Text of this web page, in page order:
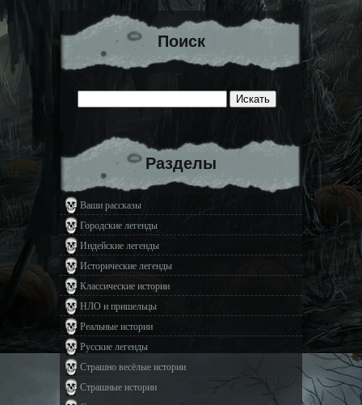
Поиск
Разделы
Ваши рассказы
Городские легенды
Индейские легенды
Исторические легенды
Классические истории
НЛО и пришельцы
Реальные истории
Русские легенды
Страшно весёлые истории
Страшные истории